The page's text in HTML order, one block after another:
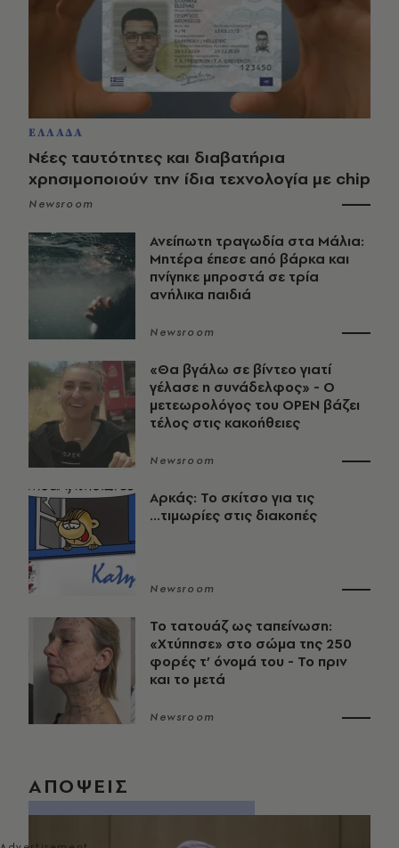
ΕΛΛΑΔΑ
Νέες ταυτότητες και διαβατήρια
χρησιμοποιούν την ίδια τεχνολογία με chip
Newsroom
Ανείπωτη τραγωδία στα Μάλια:
Μητέρα έπεσε από βάρκα και
πνίγηκε μπροστά σε τρία
ανήλικα παιδιά
Newsroom
«Θα βγάλω σε βίντεο γιατί
γέλασε η συνάδελφος» - Ο
μετεωρολόγος του OPEN βάζει
τέλος στις κακοήθειες
Newsroom
Αρκάς: Το σκίτσο για τις
...τιμωρίες στις διακοπές
Newsroom
Το τατουάζ ως ταπείνωση:
«Χτύπησε» στο σώμα της 250
φορές τ’ όνομά του - Το πριν
και το μετά
Newsroom
ΑΠΟΨΕΙΣ